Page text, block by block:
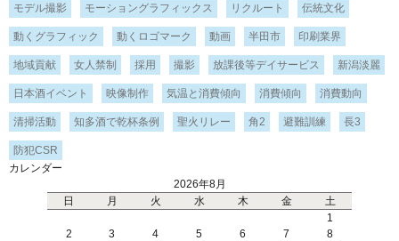
モデル撮影 モーショングラフィックス リクルート 伝統文化
動くグラフィック 動くロゴマーク 動画 半田市 印刷業界
地域貢献 女人禁制 採用 撮影 放課後等デイサービス 新潟淡麗
日本酒イベント 映像制作 気温と消費傾向 消費傾向 消費動向
清掃活動 知多酒で乾杯条例 聖火リレー 角2 避難訓練 長3
防犯CSR
カレンダー
2026年8月
日
月 火 水 木 金 土
1
2
3 4 5 6 7
8